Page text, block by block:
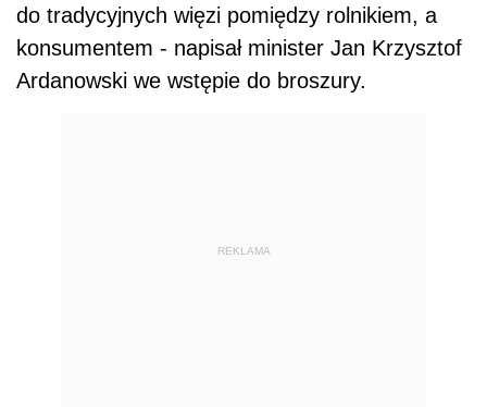
do tradycyjnych więzi pomiędzy rolnikiem, a
konsumentem - napisał minister Jan Krzysztof
Ardanowski we wstępie do broszury.
REKLAMA